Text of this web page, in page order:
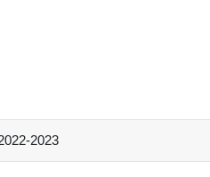
2023